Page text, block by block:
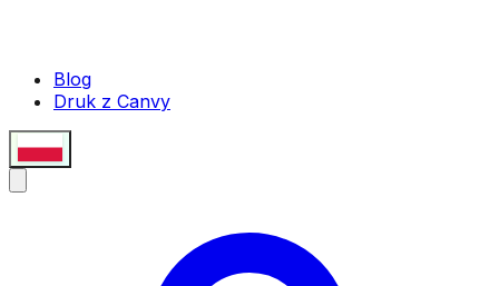
Blog
Druk z Canvy